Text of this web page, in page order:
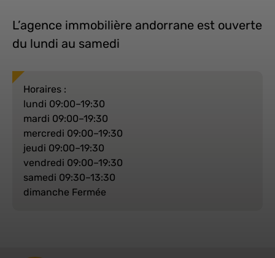
L’agence immobilière andorrane est ouverte
du lundi au samedi
Horaires :
lundi 09:00–19:30
mardi 09:00–19:30
mercredi 09:00–19:30
jeudi 09:00–19:30
vendredi 09:00–19:30
samedi 09:30–13:30
dimanche Fermée